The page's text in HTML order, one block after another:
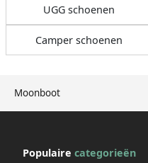
Moonboot
UGG schoenen
Camper schoenen
Populaire categorieën